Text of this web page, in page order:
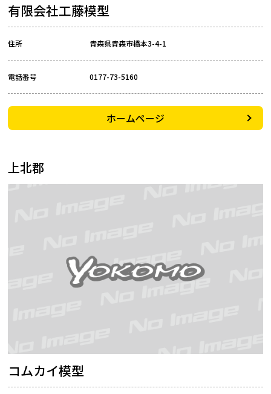
有限会社工藤模型
住所 青森県青森市橋本3-4-1
電話番号 0177-73-5160
ホームページ
上北郡
コムカイ模型